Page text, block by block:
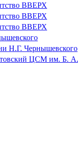
ВВЕРХ
ВВЕРХ
ВВЕРХ
Н.Г. Чернышевского
ЦСМ им. Б.